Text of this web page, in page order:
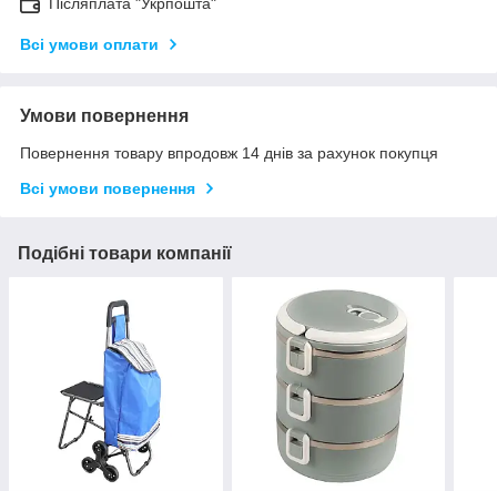
Післяплата "Укрпошта"
Всі умови оплати
Умови повернення
Повернення товару впродовж 14 днів за рахунок покупця
Всі умови повернення
Подібні товари компанії